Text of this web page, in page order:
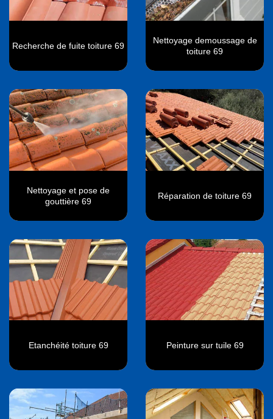
Recherche de fuite toiture 69
Nettoyage demoussage de
toiture 69
Nettoyage et pose de
gouttière 69
Réparation de toiture 69
Etanchéité toiture 69 Peinture sur tuile 69